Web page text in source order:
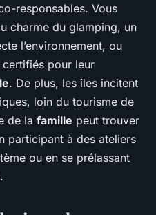
responsables. Vous
charme du glamping, un
l’environnement, ou
certifiés pour leur
. De plus, les îles incitent
loin du tourisme de
de la famille peut trouver
participant à des ateliers
ou en se prélassant